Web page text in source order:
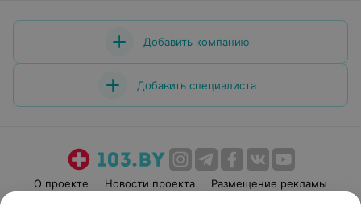
Добавить компанию
Добавить специалиста
О проекте Новости проекта
Размещение рекламы